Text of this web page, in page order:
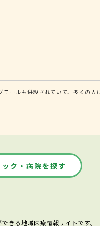
ールも併設されていて、多くの人
ック・病院を探す
きる地域医療情報サイトです。